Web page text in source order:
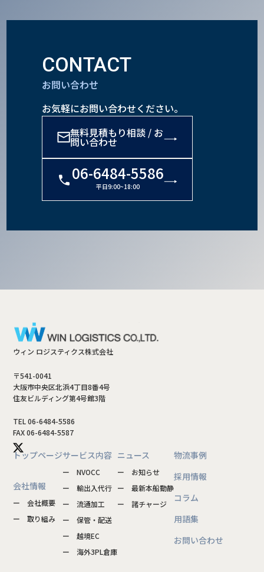
CONTACT
お問い合わせ
お気軽にお問い合わせください。
無料見積もり相談 / お
問い合わせ
06-6484-5586
平日9:00~18:00
ウィン ロジスティクス株式会社
〒541-0041
大阪市中央区北浜4丁目8番4号
住友ビルディング第4号館3階
TEL 06-6484-5586
FAX 06-6484-5587
トップページ
会社情報
ー 会社概要
ー 取り組み
サービス内容
ー NVOCC
ー 輸出入代行
ー 流通加工
ー 保管・配送
ー 越境EC
ー 海外3PL倉庫
ニュース
ー お知らせ
ー 最新本船動静
ー 諸チャージ
物流事例
採用情報
コラム
用語集
お問い合わせ